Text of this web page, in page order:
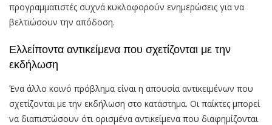
προγραμματιστές συχνά κυκλοφορούν ενημερώσεις για να
βελτιώσουν την απόδοση.
Ελλείποντα αντικείμενα που σχετίζονται με την
εκδήλωση
Ένα άλλο κοινό πρόβλημα είναι η απουσία αντικειμένων που
σχετίζονται με την εκδήλωση στο κατάστημα. Οι παίκτες μπορεί
να διαπιστώσουν ότι ορισμένα αντικείμενα που διαφημίζονται